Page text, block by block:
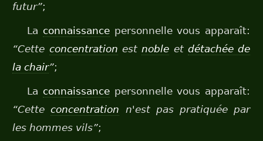
futur”;
La connaissancepersonnelle vous apparaît:
“Cette concentration estnoble et détachée de
la chair”;
La connaissancepersonnelle vous apparaît:
“Cetteconcentration n'est pas pratiquée par
les hommes vils”;